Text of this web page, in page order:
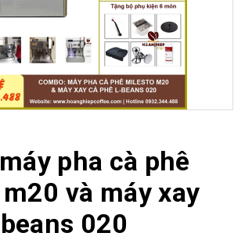
pha cà phê
và máy xay
020